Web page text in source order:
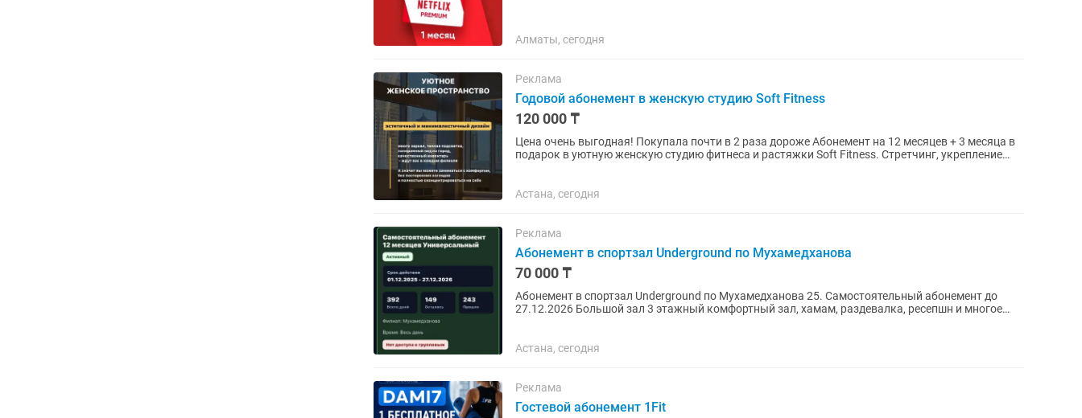
Алматы, сегодня
Реклама
Годовой абонемент в женскую студию Soft Fitness
120 000 ₸
Цена очень выгодная! Покупала почти в 2 раза дороже Абонемент на 12 месяцев + 3 месяца в
подарок в уютную женскую студию фитнеса и растяжки Soft Fitness. Стретчинг, укрепление
Астана, сегодня
Реклама
Абонемент в спортзал Underground по Мухамедханова
70 000 ₸
Абонемент в спортзал Underground по Мухамедханова 25. Самостоятельный абонемент до
27.12.2026 Большой зал 3 этажный комфортный зал, хамам, раздевалка, ресепшн и многое
Астана, сегодня
Реклама
Гостевой абонемент 1Fit